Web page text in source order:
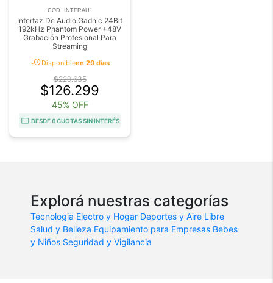
COD. INTERAU1
Interfaz De Audio Gadnic 24Bit
192kHz Phantom Power +48V
Grabación Profesional Para
Streaming
acuteDisponibleen 29 días
$229.635
$126.299
45% OFF
DESDE 6 CUOTAS SIN INTERÉS
Explorá nuestras categorías
Tecnologia Electro y Hogar Deportes y Aire Libre
Salud y Belleza Equipamiento para Empresas Bebes
y Niños Seguridad y Vigilancia